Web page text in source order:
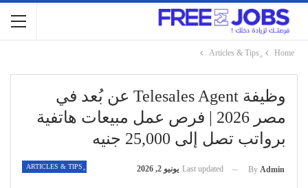
Home
وظيفة Telesales Agent عن بُعد في
مصر 2026 | فرص عمل مبيعات هاتفية
برواتب تصل إلى 25,000 جنيه
By Admin
Last updated يونيو 2, 2026